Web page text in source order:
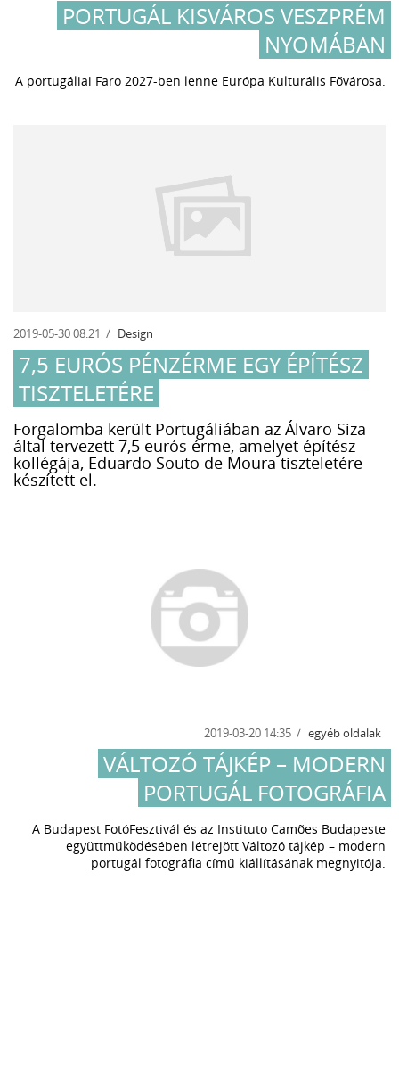
PORTUGÁL KISVÁROS VESZPRÉM
NYOMÁBAN
A portugáliai Faro 2027-ben lenne Európa Kulturális Fővárosa.
2019-05-30 08:21 Design
7,5 EURÓS PÉNZÉRME EGY ÉPÍTÉSZ
TISZTELETÉRE
Forgalomba került Portugáliában az Álvaro Siza
által tervezett 7,5 eurós érme, amelyet építész
kollégája, Eduardo Souto de Moura tiszteletére
készített el.
2019-03-20 14:35 egyéb oldalak
VÁLTOZÓ TÁJKÉP – MODERN
PORTUGÁL FOTOGRÁFIA
A Budapest FotóFesztivál és az Instituto Camões Budapeste
együttműködésében létrejött Változó tájkép – modern
portugál fotográfia című kiállításának megnyitója.